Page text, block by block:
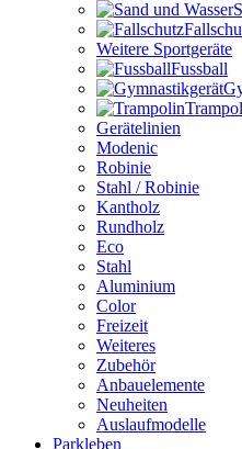
Weitere Sportgeräte
Fussball
Gerätelinien
Modenic
Robinie
Stahl / Robinie
Kantholz
Rundholz
Eco
Stahl
Aluminium
Color
Freizeit
Weiteres
Zubehör
Anbauelemente
Neuheiten
Auslaufmodelle
Parkleben